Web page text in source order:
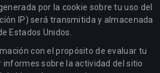
por la cookie sobre tu uso del
IP) será transmitida y almacenada
Estados Unidos.
con el propósito de evaluar tu
informes sobre la actividad del sitio